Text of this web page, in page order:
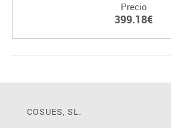
Precio
399.18€
COSUES, SL.